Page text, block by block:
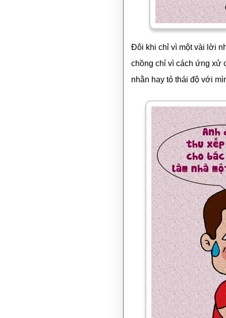
Đôi khi chỉ vì một vài lời
chồng chỉ vì cách ứng xử
nhằn hay tỏ thái độ với